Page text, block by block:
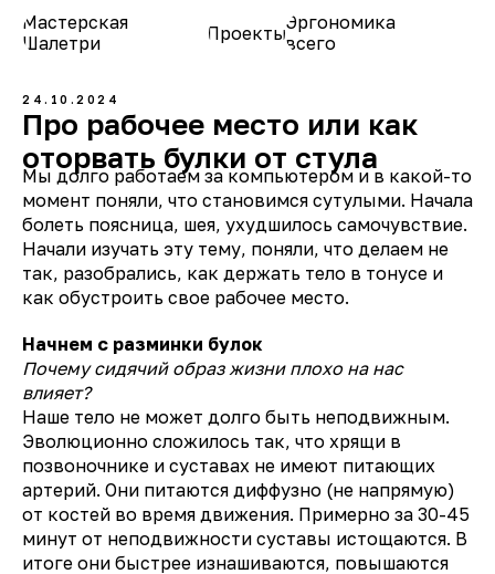
Мастерская
Шалетри
ПроектыЭргономика
всего
24.10.2024
Про рабочее место или как
оторвать булки от стула
Мы долго работаем за компьютером и в какой-то
момент поняли, что становимся сутулыми. Начала
болеть поясница, шея, ухудшилось самочувствие.
Начали изучать эту тему, поняли, что делаем не
так, разобрались, как держать тело в тонусе и
как обустроить свое рабочее место.
Начнем с разминки булок
Почему сидячий образ жизни плохо на нас
влияет?
Наше тело не может долго быть неподвижным.
Эволюционно сложилось так, что хрящи в
позвоночнике и суставах не имеют питающих
артерий. Они питаются диффузно (не напрямую)
от костей во время движения. Примерно за 30-45
минут от неподвижности суставы истощаются. В
итоге они быстрее изнашиваются, повышаются